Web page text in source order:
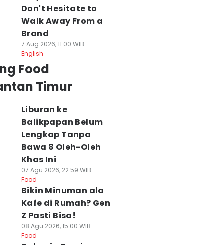
Don't Hesitate to
Walk Away From a
Brand
7 Aug 2026, 11:00 WIB
English
Food
Timur
Liburan ke
Balikpapan Belum
Lengkap Tanpa
Bawa 8 Oleh-Oleh
Khas Ini
07 Agu 2026, 22:59 WIB
Food
Bikin Minuman ala
Kafe di Rumah? Gen
Z Pasti Bisa!
08 Agu 2026, 15:00 WIB
Food